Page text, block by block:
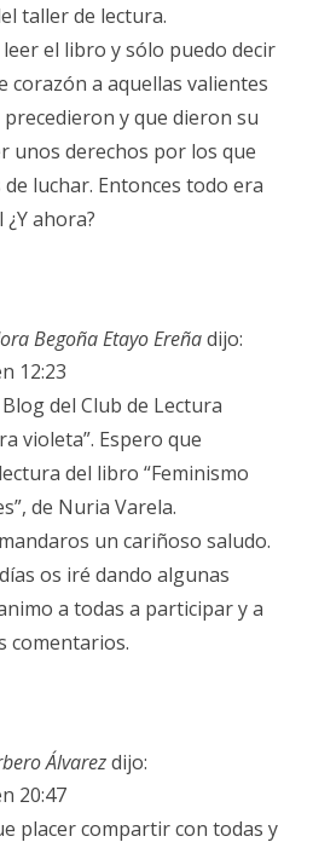
taller de lectura.
el libro y sólo puedo decir
corazón a aquellas valientes
y que dieron su
unos derechos por los que
luchar. Entonces todo era
ahora?
Begoña Etayo Ereñadijo:
12:23
del Club de Lectura
violeta”. Espero que
del libro “Feminismo
de Nuria Varela.
un cariñoso saludo.
os iré dando algunas
a todas a participar y a
comentarios.
Álvarezdijo:
20:47
placer compartir con todas y